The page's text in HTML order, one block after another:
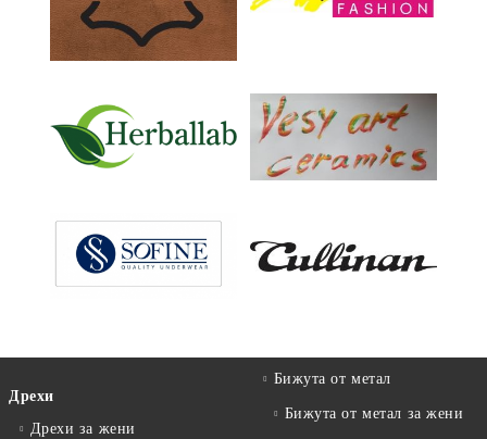
Дрехи
Дрехи за жени
Бижута от метал
Бижута от метал за жени